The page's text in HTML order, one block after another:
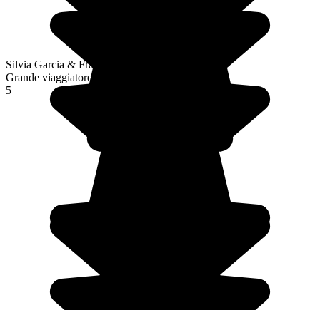
Silvia Garcia & François Vioud
Grande viaggiatore
5